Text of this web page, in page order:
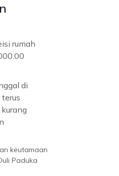
rumah
di
keutamaan
Paduka